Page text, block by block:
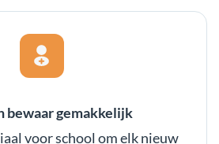
bewaar gemakkelijk
voor school om elk nieuw